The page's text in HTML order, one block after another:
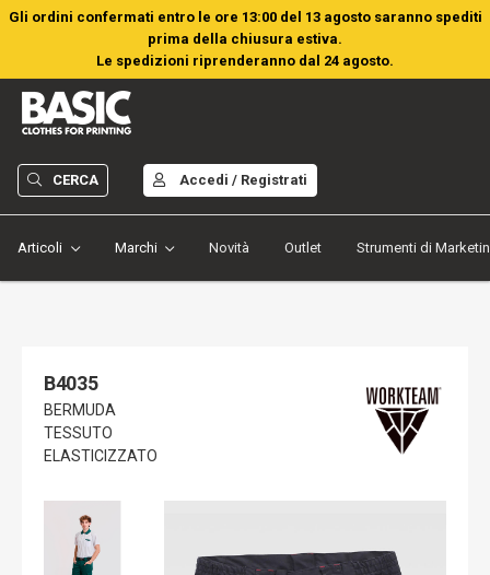
Gli ordini confermati entro le ore 13:00 del 13 agosto saranno spediti
prima della chiusura estiva.
Le spedizioni riprenderanno dal 24 agosto.
Articoli Marchi Novità Outlet Strumenti di
CERCA Accedi / Registrati
B4035
BERMUDA
TESSUTO
ELASTICIZZATO